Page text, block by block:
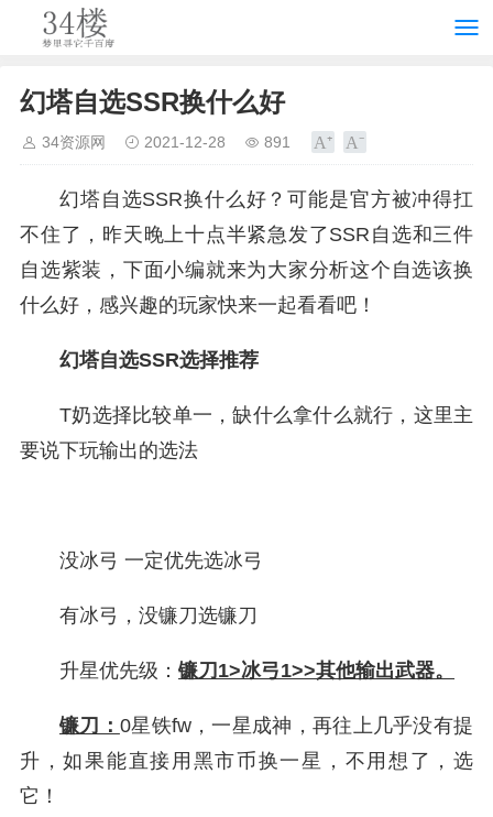
幻塔自选SSR换什么好
34资源网 2021-12-28 891
幻塔自选SSR换什么好？可能是官方被冲得扛
不住了，昨天晚上十点半紧急发了SSR自选和三件
自选紫装，下面小编就来为大家分析这个自选该换
什么好，感兴趣的玩家快来一起看看吧！
幻塔自选SSR选择推荐
T奶选择比较单一，缺什么拿什么就行，这里主
要说下玩输出的选法
没冰弓 一定优先选冰弓
有冰弓，没镰刀选镰刀
升星优先级： 镰刀1>冰弓1>>其他输出武器。
镰刀： 0星铁fw，一星成神，再往上几乎没有提
升，如果能直接用黑市币换一星，不用想了，选
它！